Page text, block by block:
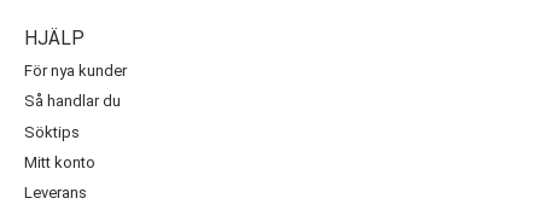
HJÄLP
För nya kunder
Så handlar du
Söktips
Mitt konto
Leverans